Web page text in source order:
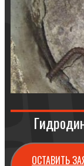
ОСТАВИТЬ